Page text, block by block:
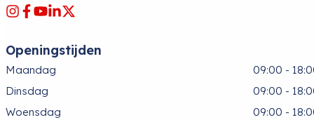
Openingstijden
Maandag
09:00 -
Dinsdag
09:00 -
Woensdag
09:00 -